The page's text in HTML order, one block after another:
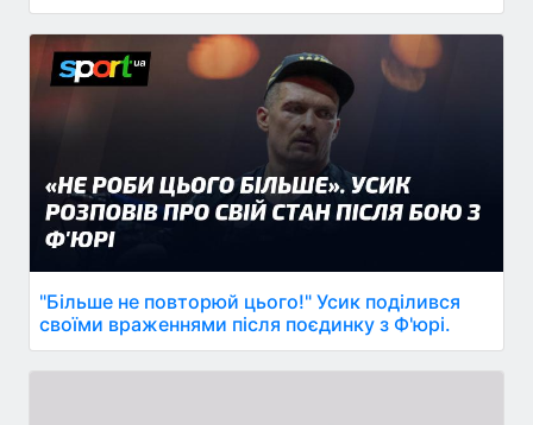
"Більше не повторюй цього!" Усик поділився
своїми враженнями після поєдинку з Ф'юрі.